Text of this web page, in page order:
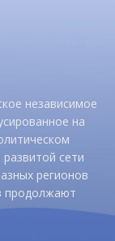
независимое
на
сети
регионов
продолжают